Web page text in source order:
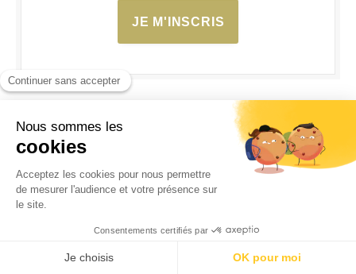
JE M'INSCRIS
CONTENU SPONSORISÉ PAR Voir plus de contenus sponsorisés